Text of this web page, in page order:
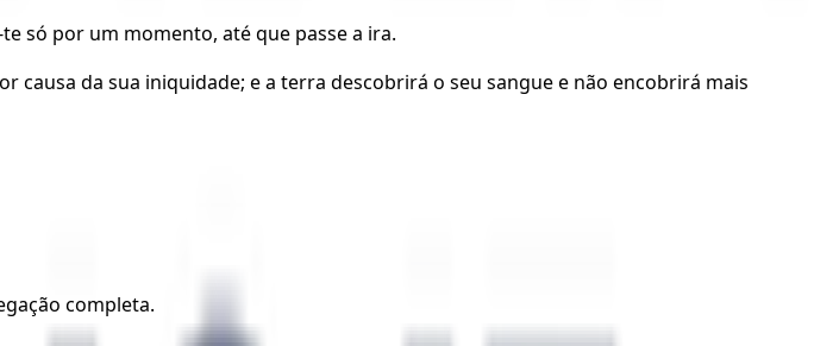
só por um momento, até que passe a ira.
causa da sua iniquidade; e a terra descobrirá o seu sangue e não encobrirá mais
completa.